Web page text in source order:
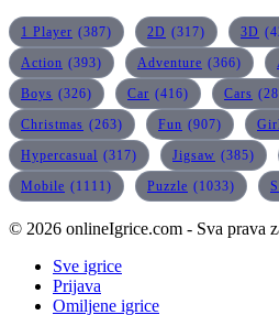
1 Player (387) 2D (317) 3D
Action (393) Adventure (366)
Boys (326) Car (416) Cars
Christmas (263) Fun (907)
Hypercasual (317) Jigsaw (385)
Mobile (1111) Puzzle (1033)
© 2026 onlineIgrice.com - Sva prava
Sve igrice
Prijava
Omiljene igrice